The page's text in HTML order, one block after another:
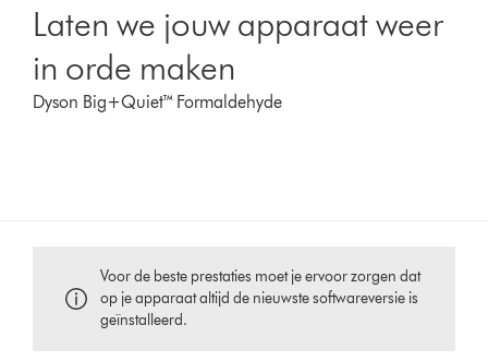
Laten we jouw apparaat weer
in orde maken
Dyson Big+Quiet™ Formaldehyde
Voor de beste prestaties moet je ervoor zorgen dat
op je apparaat altijd de nieuwste softwareversie is
geïnstalleerd.